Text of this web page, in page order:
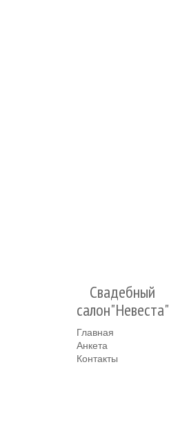
Свадебный
салон"Невеста"
Главная
Анкета
Контакты